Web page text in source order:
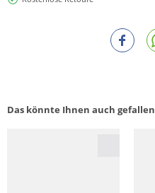
Das könnte Ihnen auch gefallen